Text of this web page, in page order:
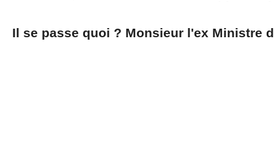
Il se passe quoi ? Monsieur l'ex Ministre